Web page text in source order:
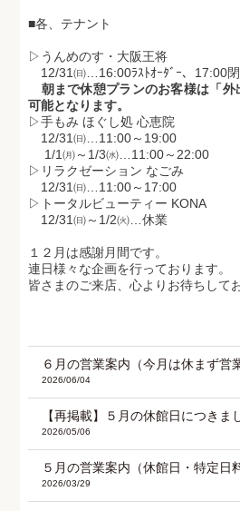
■各、テナント
▷うんめのす・大阪王将
12/31㈰…16:00ﾗｽﾄｵｰﾀﾞｰ、17:00
朝まで休憩プランのお客様は「
可能となります。
▷手もみ ほぐし処 心恵院
12/31㈰…11:00～19:00
1/1㈪～1/3㈬…11:00～22:00
▷リラクゼーション なごみ
12/31㈰…11:00～17:00
▷トータルビューティー KONA
12/31㈰～1/2㈫…休業
１２月は感謝月間です。
連日様々な企画を行っております。
皆さまのご来店、心よりお待ちして
６月の営業案内（今月は休まず営
2026/06/04
【再掲載】５月の休館日につきま
2026/05/06
５月の営業案内（休館日・特定日
2026/03/29